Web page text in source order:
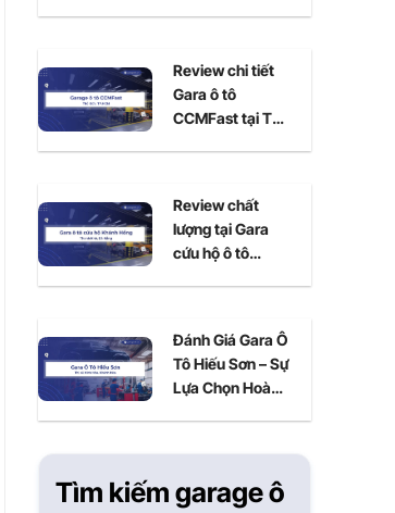
Review chi tiết
Gara ô tô
CCMFast tại Thủ
Review chất
lượng tại Gara
cứu hộ ô tô
Đánh Giá Gara Ô
Tô Hiếu Sơn – Sự
Lựa Chọn Hoàn
Tìm kiếm garage ô